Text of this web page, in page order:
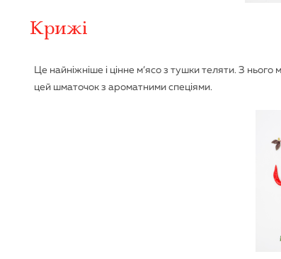
Крижі
Це найніжніше і цінне м’ясо з тушки теляти. З
цей шматочок з ароматними спеціями.